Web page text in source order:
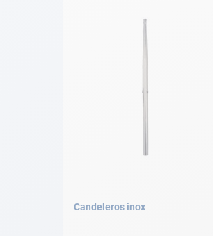
Candeleros inox